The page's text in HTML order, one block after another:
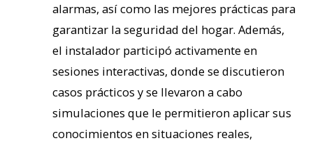
alarmas, así como las mejores prácticas para
garantizar la seguridad del hogar. Además,
el instalador participó activamente en
sesiones interactivas, donde se discutieron
casos prácticos y se llevaron a cabo
simulaciones que le permitieron aplicar sus
conocimientos en situaciones reales,